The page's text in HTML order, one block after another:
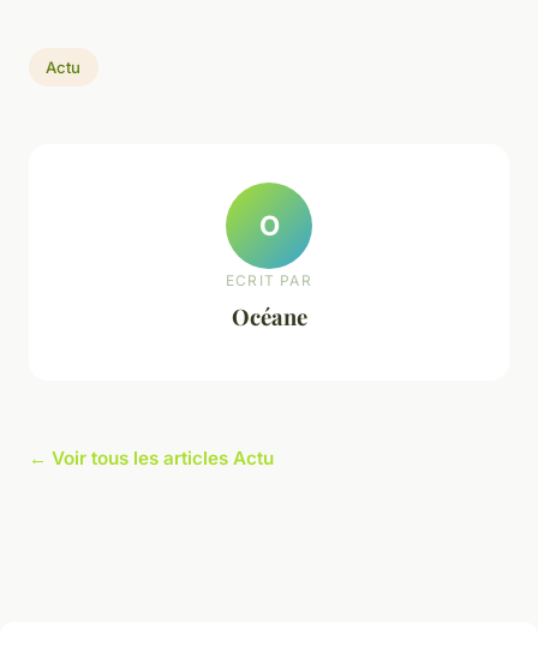
Actu
O
ECRIT PAR
Océane
← Voir tous les articles Actu